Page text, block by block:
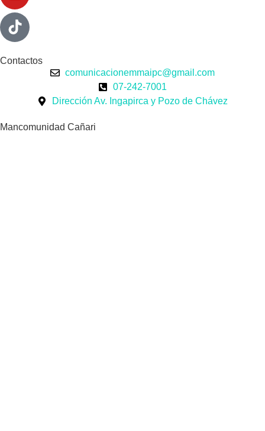
Contactos
comunicacionemmaipc@gmail.com
07-242-7001
Dirección Av. Ingapirca y Pozo de Chávez
Mancomunidad Cañari